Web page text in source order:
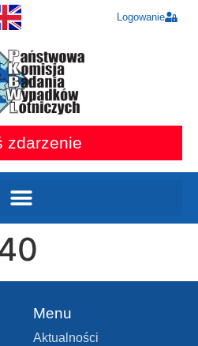
Logowanie
zdarzenie
Menu
Aktualności